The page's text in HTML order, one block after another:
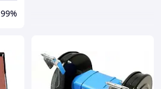
99%